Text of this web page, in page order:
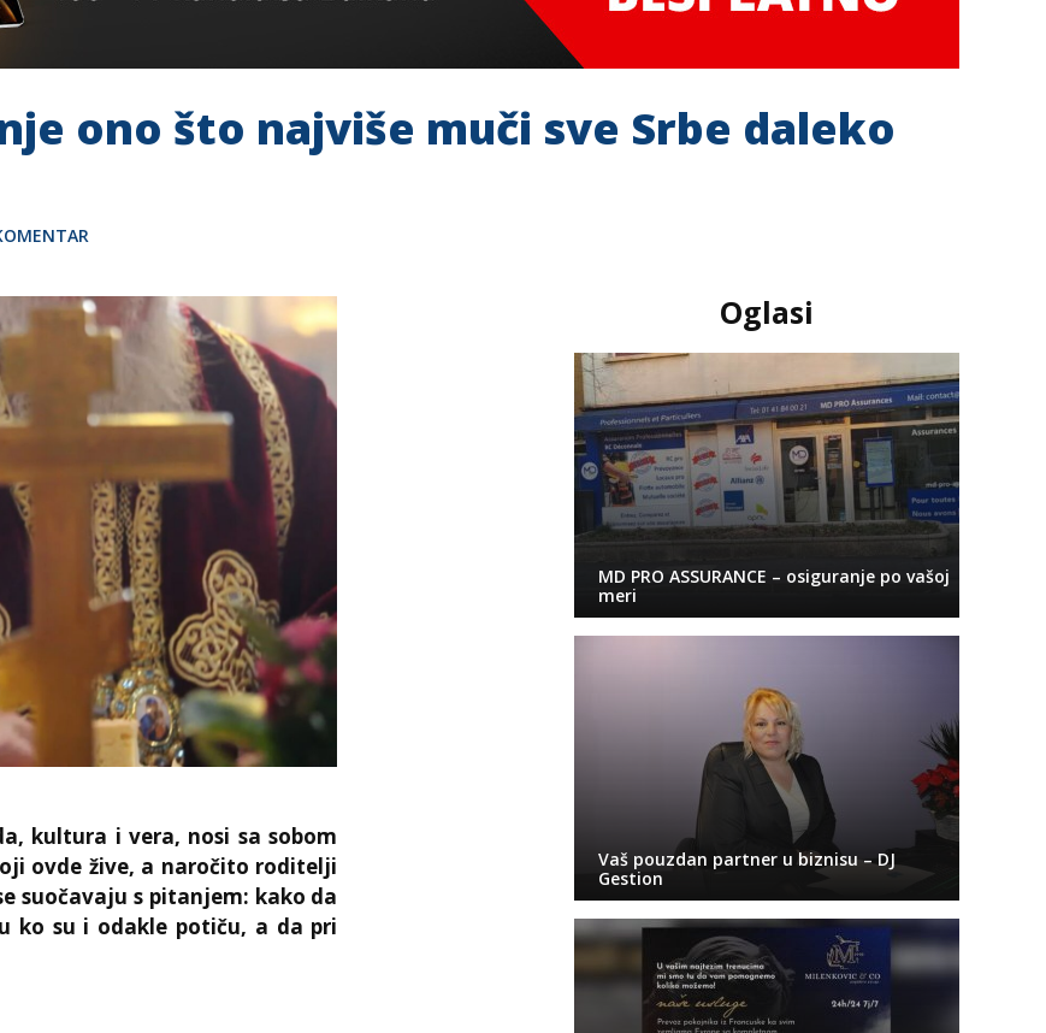
ono što najviše muči sve Srbe daleko
kultura i vera, nosi sa sobom
ovde žive, a naročito roditelji
suočavaju s pitanjem: kako da
ko su i odakle potiču, a da pri
Oglasi
MD PRO ASSURANCE – osiguranje po vašoj
meri
Vaš pouzdan partner u biznisu – DJ
Gestion